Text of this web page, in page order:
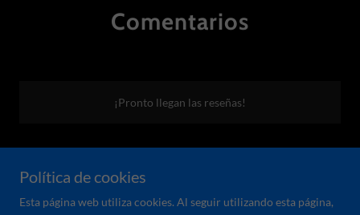
Comentarios
¡Pronto llegan las reseñas!
Tel: 4209-6413 / 4218-0224 / 4892-2836
Email:administracion@hidronova.com.ar -
ventas@hidronova.com.ar
Política de cookies
Esta página web utiliza cookies. Al seguir utilizando esta página,